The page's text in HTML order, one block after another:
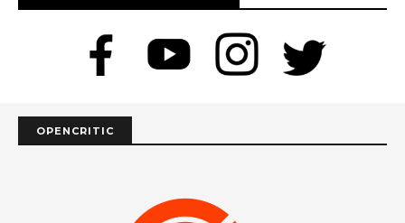
OPENCRITIC